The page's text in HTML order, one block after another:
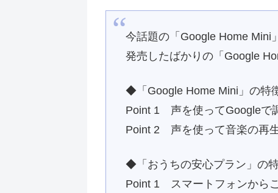
今話題の「Google Home Mini
発売したばかりの「Google
◆「Google Home Mini」の特
Point 1 声を使ってGoogleで
Point 2 声を使って音楽の再
◆「おうちの安心プラン」の
Point 1 スマートフォンから